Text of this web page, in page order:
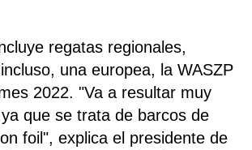
regatas regionales,
una europea, la WASZP
2022. "Va a resultar muy
que se trata de barcos de
foil", explica el presidente de